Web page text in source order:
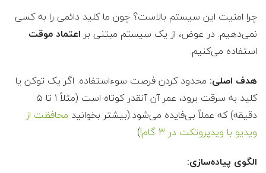
چرا امنیت این سیستم بالاست؟ چون ما کلید دائمی را به کسی
نمی‌دهیم. در عوض، از یک سیستم مبتنی بر اعتماد موقت
استفاده می‌کنیم.
هدف اصلی: محدود کردن فرصت سوءاستفاده. اگر یک توکن یا
کلید به سرقت برود، عمر آن آنقدر کوتاه است (مثلاً ۱ تا ۵
دقیقه) که عملاً بی‌فایده می‌شود.(بیشتر بخوانید محافظت از
ویدیو با ویدپروتکت در 3 گام!
)
الگوی پیاده‌سازی: